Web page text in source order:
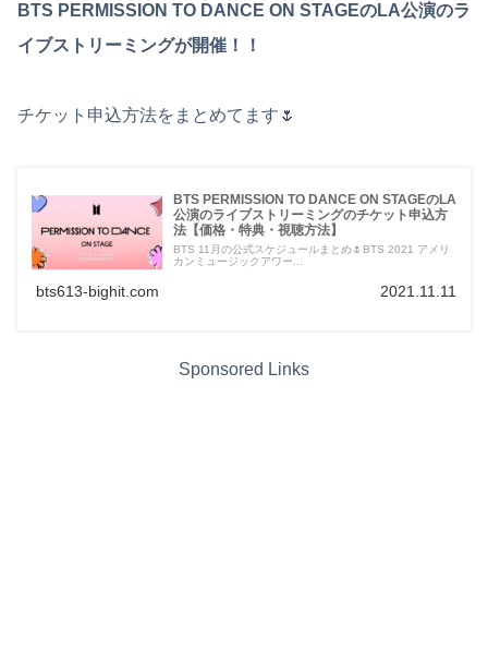
BTS PERMISSION TO DANCE ON STAGEのLA公演のラ
イブストリーミングが開催！！
チケット申込方法をまとめてます🌷
BTS PERMISSION TO DANCE ON STAGEのLA
公演のライブストリーミングのチケット申込方
法【価格・特典・視聴方法】
BTS 11月の公式スケジュールまとめ🌷BTS 2021 アメリ
カンミュージックアワー...
bts613-bighit.com 2021.11.11
Sponsored Links